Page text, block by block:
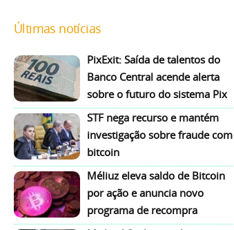
Últimas notícias
PixExit: Saída de talentos do
Banco Central acende alerta
sobre o futuro do sistema Pix
STF nega recurso e mantém
investigação sobre fraude com
bitcoin
Méliuz eleva saldo de Bitcoin
por ação e anuncia novo
programa de recompra